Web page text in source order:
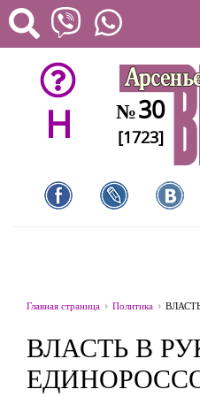
H №30
[1723]
Главная страница Политика
ВЛАСТЬ В